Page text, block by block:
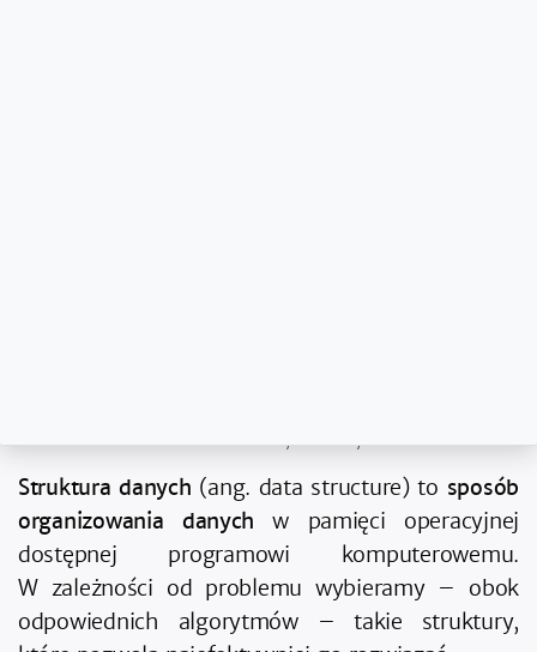
Struktura danych (ang. data structure) to sposób
organizowania danych w pamięci operacyjnej
dostępnej programowi komputerowemu.
W zależności od problemu wybieramy – obok
odpowiednich algorytmów – takie struktury,